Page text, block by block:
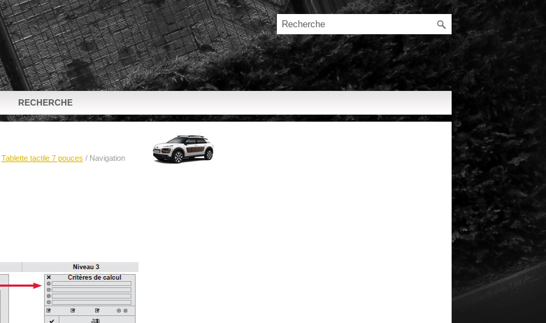
RECHERCHE
Tablette tactile 7 pouces / Navigation